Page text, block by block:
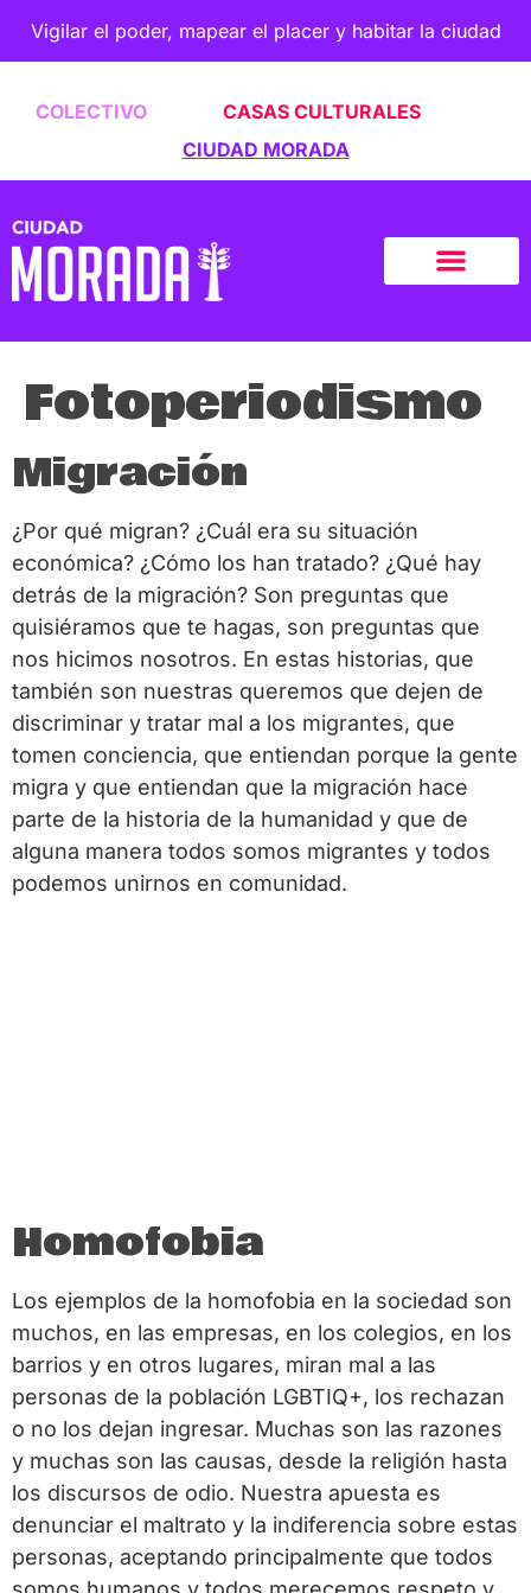
Vigilar el poder, mapear el placer y habitar la ciudad
COLECTIVO
CASAS CULTURALES
CIUDAD MORADA
Fotoperiodismo
Migración
¿Por qué migran? ¿Cuál era su situación
económica? ¿Cómo los han tratado? ¿Qué hay
detrás de la migración? Son preguntas que
quisiéramos que te hagas, son preguntas que
nos hicimos nosotros. En estas historias, que
también son nuestras queremos que dejen de
discriminar y tratar mal a los migrantes, que
tomen conciencia, que entiendan porque la gente
migra y que entiendan que la migración hace
parte de la historia de la humanidad y que de
alguna manera todos somos migrantes y todos
podemos unirnos en comunidad.
Homofobia
Los ejemplos de la homofobia en la sociedad son
muchos, en las empresas, en los colegios, en los
barrios y en otros lugares, miran mal a las
personas de la población LGBTIQ+, los rechazan
o no los dejan ingresar. Muchas son las razones
y muchas son las causas, desde la religión hasta
los discursos de odio. Nuestra apuesta es
denunciar el maltrato y la indiferencia sobre estas
personas, aceptando principalmente que todos